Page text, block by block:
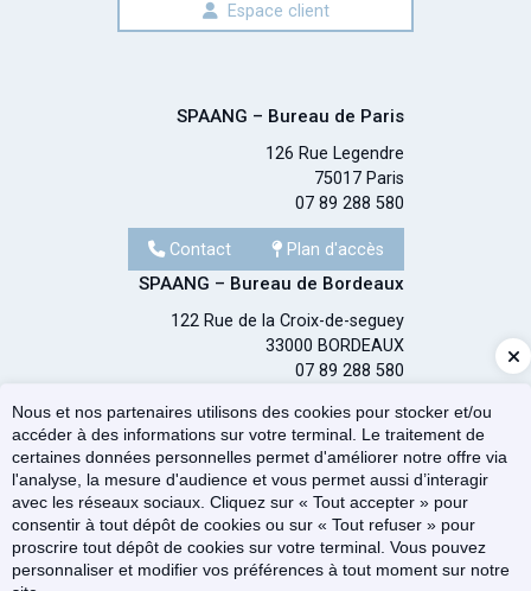
Votre espace
Espace client
SPAANG – Bureau de Paris
126 Rue Legendre
75017 Paris
07 89 288 580
Contact Plan d'accès
SPAANG – Bureau de Bordeaux
122 Rue de la Croix-de-seguey
33000 BORDEAUX
07 89 288 580
Contact Plan d'accès
Plan du site
Administration
Mentions légales et RGPD
Gestion des cookies
Politique de confidentialité
Nous et nos partenaires utilisons des cookies pour stocker et/ou
accéder à des informations sur votre terminal. Le traitement de
certaines données personnelles permet d'améliorer notre offre via
l'analyse, la mesure d'audience et vous permet aussi d’interagir
avec les réseaux sociaux. Cliquez sur « Tout accepter » pour
consentir à tout dépôt de cookies ou sur « Tout refuser » pour
proscrire tout dépôt de cookies sur votre terminal. Vous pouvez
personnaliser et modifier vos préférences à tout moment sur notre